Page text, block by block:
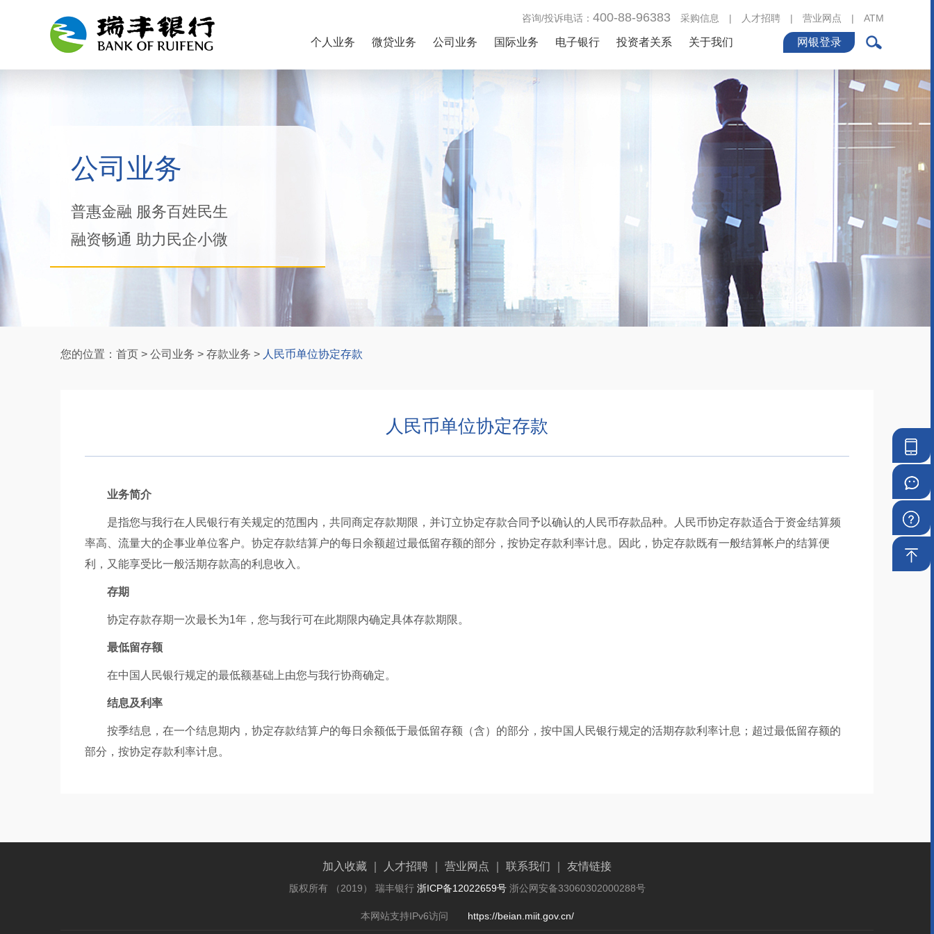
手
机
银
行
微
信
银
常
见
回
咨询/投诉电话： 400-88-96383 采购信息 | 人才招聘 | 营业网点 | ATM
个人业务 微贷业务 公司业务 国际业务 电子银行 投资者关系 关于我们 网银登录
公司业务
普惠金融 服务百姓民生
融资畅通 助力民企小微
您的位置： 首页 > 公司业务 > 存款业务 > 人民币单位协定存款
人民币单位协定存款
业务简介
是指您与我行在人民银行有关规定的范围内，共同商定存款期限，并订立协定存款合同予以确认的人民币存款品种。人民币协定存款适合于资金结算频
率高、流量大的企事业单位客户。协定存款结算户的每日余额超过最低留存额的部分，按协定存款利率计息。因此，协定存款既有一般结算帐户的结算便
利，又能享受比一般活期存款高的利息收入。
存期
协定存款存期一次最长为1年，您与我行可在此期限内确定具体存款期限。
最低留存额
在中国人民银行规定的最低额基础上由您与我行协商确定。
结息及利率
按季结息，在一个结息期内，协定存款结算户的每日余额低于最低留存额（含）的部分，按中国人民银行规定的活期存款利率计息；超过最低留存额的
部分，按协定存款利率计息。
加入收藏 人才招聘 营业网点 联系我们 友情链接
版权所有 （2019） 瑞丰银行 浙ICP备12022659号 浙公网安备33060302000288号
本网站支持IPv6访问 https://beian.miit.gov.cn/